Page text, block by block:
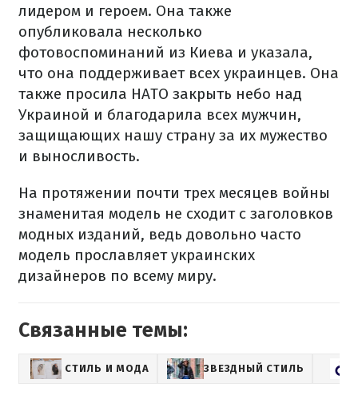
лидером и героем. Она также
опубликовала несколько
фотовоспоминаний из Киева и указала,
что она поддерживает всех украинцев. Она
также просила НАТО закрыть небо над
Украиной и благодарила всех мужчин,
защищающих нашу страну за их мужество
и выносливость.
На протяжении почти трех месяцев войны
знаменитая модель не сходит с заголовков
модных изданий, ведь довольно часто
модель прославляет украинских
дизайнеров по всему миру.
Связанные темы:
СТИЛЬ И МОДА ЗВЕЗДНЫЙ СТИЛЬ